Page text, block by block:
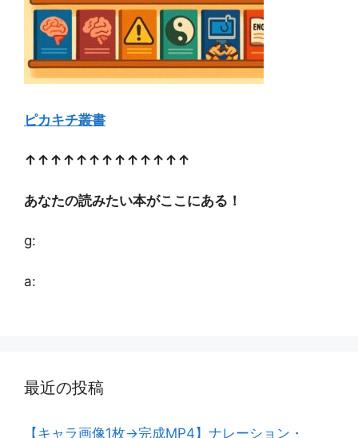
ピカキチ叢書
↑↑↑↑↑↑↑↑↑↑↑↑↑
あなたの読みたい本がここにある！
g:
a:
最近の投稿
【キャラ画像1枚→完成MP4】ナレーション・